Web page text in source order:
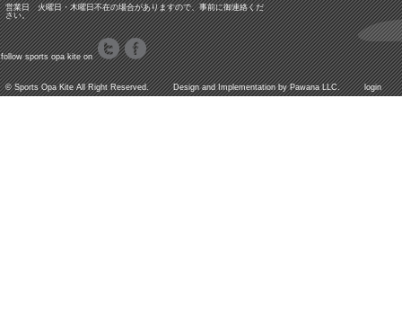
営業日 火曜日・木曜日不在の場合がありますので、事前に御連絡くだ
さい。
follow sports opa kite on
©Sports Opa KiteAll Right Reserved. Design and Implementation byPawana LLC. login